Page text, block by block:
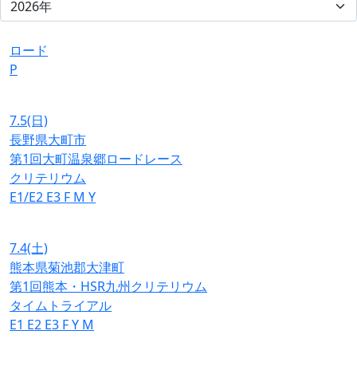
ロード
P
7.5(日)
長野県大町市
第1回大町温泉郷ロードレース
クリテリウム
E1/E2 E3 F M Y
7.4(土)
熊本県菊池郡大津町
第1回熊本・HSR九州クリテリウム
タイムトライアル
E1 E2 E3 FY M